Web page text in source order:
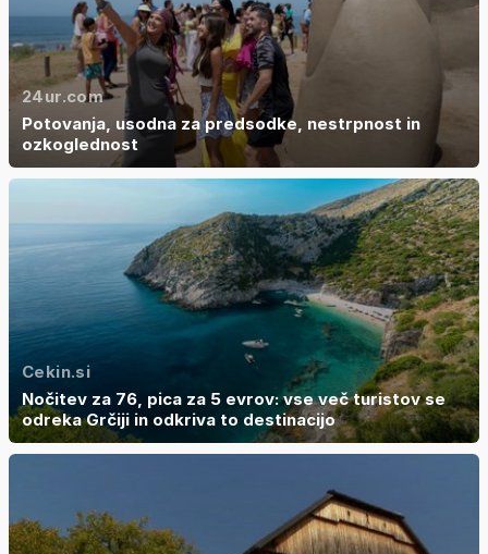
24ur.com
Potovanja, usodna za predsodke, nestrpnost in
ozkoglednost
Cekin.si
Nočitev za 76, pica za 5 evrov: vse več turistov se
odreka Grčiji in odkriva to destinacijo